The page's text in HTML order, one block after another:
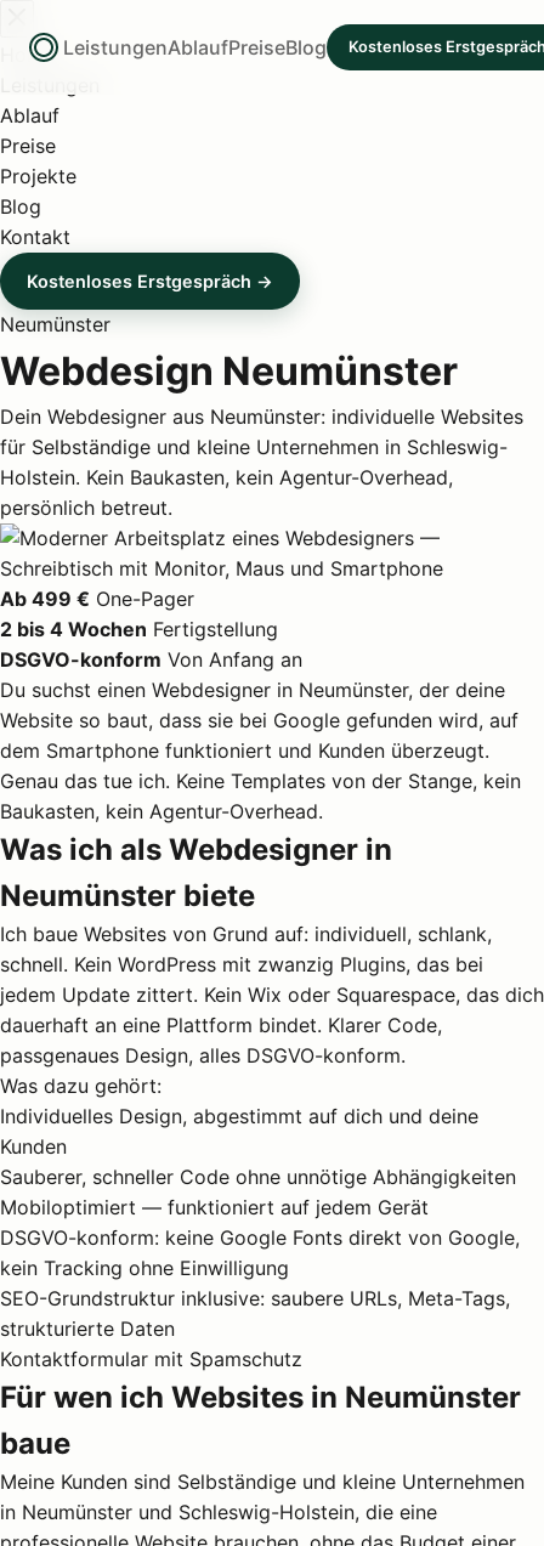
LeistungenAblaufPreiseBlog Kostenloses
Home
Ablauf
Preise
Projekte
Blog
Kontakt
Kostenloses Erstgespräch →
Neumünster
Webdesign Neumünster
Dein Webdesigner aus Neumünster: individuelle Websites
für Selbständige und kleine Unternehmen in Schleswig-
Holstein. Kein Baukasten, kein Agentur-Overhead,
persönlich betreut.
Ab 499 € One-Pager
2 bis 4 Wochen Fertigstellung
DSGVO-konform Von Anfang an
Du suchst einen Webdesigner in Neumünster, der deine
Website so baut, dass sie bei Google gefunden wird, auf
dem Smartphone funktioniert und Kunden überzeugt.
Genau das tue ich. Keine Templates von der Stange, kein
Baukasten, kein Agentur-Overhead.
Was ich als Webdesigner in
Neumünster biete
Ich baue Websites von Grund auf: individuell, schlank,
schnell. Kein WordPress mit zwanzig Plugins, das bei
jedem Update zittert. Kein Wix oder Squarespace, das dich
dauerhaft an eine Plattform bindet. Klarer Code,
passgenaues Design, alles DSGVO-konform.
Was dazu gehört:
Individuelles Design, abgestimmt auf dich und deine
Kunden
Sauberer, schneller Code ohne unnötige Abhängigkeiten
Mobiloptimiert — funktioniert auf jedem Gerät
DSGVO-konform: keine Google Fonts direkt von Google,
kein Tracking ohne Einwilligung
SEO-Grundstruktur inklusive: saubere URLs, Meta-Tags,
strukturierte Daten
Kontaktformular mit Spamschutz
Für wen ich Websites in Neumünster
baue
Meine Kunden sind Selbständige und kleine Unternehmen
in Neumünster und Schleswig-Holstein, die eine